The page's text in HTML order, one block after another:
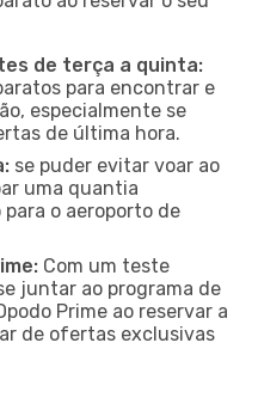
de terça a quinta:
para encontrar e
especialmente se
de última hora.
se puder evitar voar ao
uma quantia
o aeroporto de
Com um teste
juntar ao programa de
Prime ao reservar a
de ofertas exclusivas